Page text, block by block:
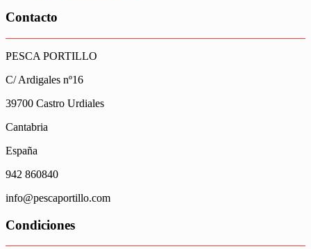
Contacto
PESCA PORTILLO
C/ Ardigales nº16
39700 Castro Urdiales
Cantabria
España
942 860840
info@pescaportillo.com
Condiciones